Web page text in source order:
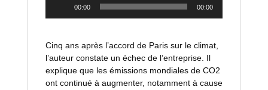
00:00 00:00
Cinq ans après l’accord de Paris sur le climat,
l’auteur constate un échec de l’entreprise. Il
explique que les émissions mondiales de CO2
ont continué à augmenter, notamment à cause